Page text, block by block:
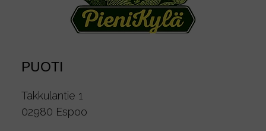
PUOTI
Takkulantie 1
02980 Espoo